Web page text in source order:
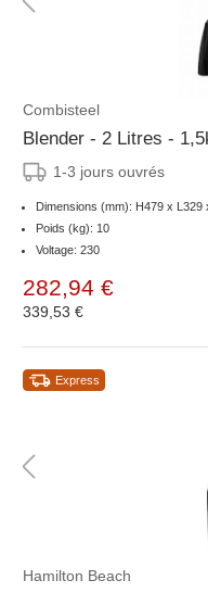
Combisteel
Blender - 2 Litres -
1-3 jours ouvrés
Dimensions (mm): H479 x L329
Poids (kg): 10
Voltage: 230
282,94 €
339,53 €
Express
Hamilton Beach